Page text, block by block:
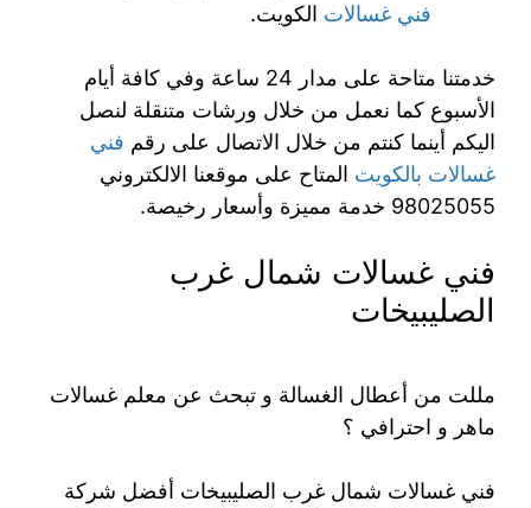
فني غسالات الكويت.
خدمتنا متاحة على مدار 24 ساعة وفي كافة أيام
الأسبوع كما نعمل من خلال ورشات متنقلة لنصل
اليكم أينما كنتم من خلال الاتصال على رقم فني
غسالات بالكويت المتاح على موقعنا الالكتروني
98025055 خدمة مميزة وأسعار رخيصة.
فني غسالات شمال غرب
الصليبيخات
مللت من أعطال الغسالة و تبحث عن معلم غسالات
ماهر و احترافي ؟
فني غسالات شمال غرب الصليبيخات أفضل شركة